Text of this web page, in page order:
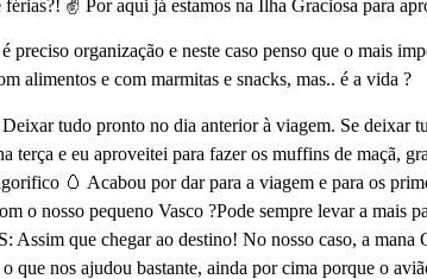
férias?! ✌ Por aqui já estamos na Ilha Graciosa para
preciso organização e neste caso penso que o mais
alimentos e com marmitas e snacks, mas.. é a vida ?
tudo pronto no dia anterior à viagem. Se deixar
terça e eu aproveitei para fazer os muffins de maçã,
🥚 Acabou por dar para a viagem e para os
o nosso pequeno Vasco ?Pode sempre levar a mais
Assim que chegar ao destino! No nosso caso, a mana
o que nos ajudou bastante, ainda por cima porque o